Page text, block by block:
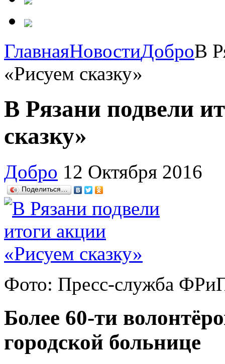
ГлавнаяНовостиДоброВ
«Рисуем сказку»
В Рязани подвели
сказку»
Добро 12 Октября 2016
Поделиться…
Фото: Пресс-служба
Более 60-ти
городской больнице